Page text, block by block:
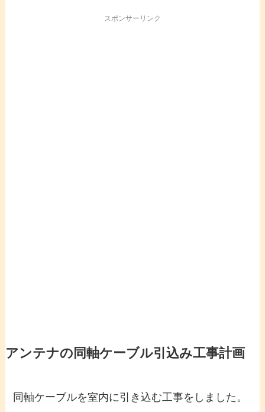
スポンサーリンク
アンテナの同軸ケーブル引込み工事計画
同軸ケーブルを室内に引き込む工事をしました。